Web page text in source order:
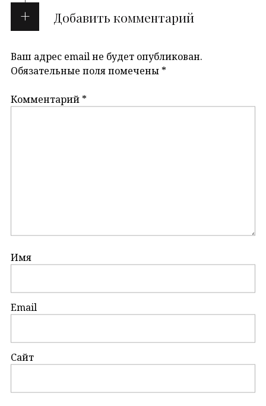
Добавить комментарий
Ваш адрес email не будет опубликован.
Обязательные поля помечены *
Комментарий *
Имя
Email
Сайт